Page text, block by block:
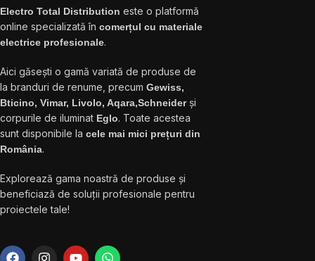
Electro Total Distribution este o platformă
online specializată în comerțul cu materiale
electrice profesionale.
Aici găsești o gamă variată de produse de
la branduri de renume, precum Gewiss,
Bticino, Vimar, Livolo, Aqara,Schneiderși
corpurile de iluminat Eglo. Toate acestea
sunt disponibile la cele mai mici prețuri din
România.
Explorează gama noastră de produse și
beneficiază de soluții profesionale pentru
proiectele tale!